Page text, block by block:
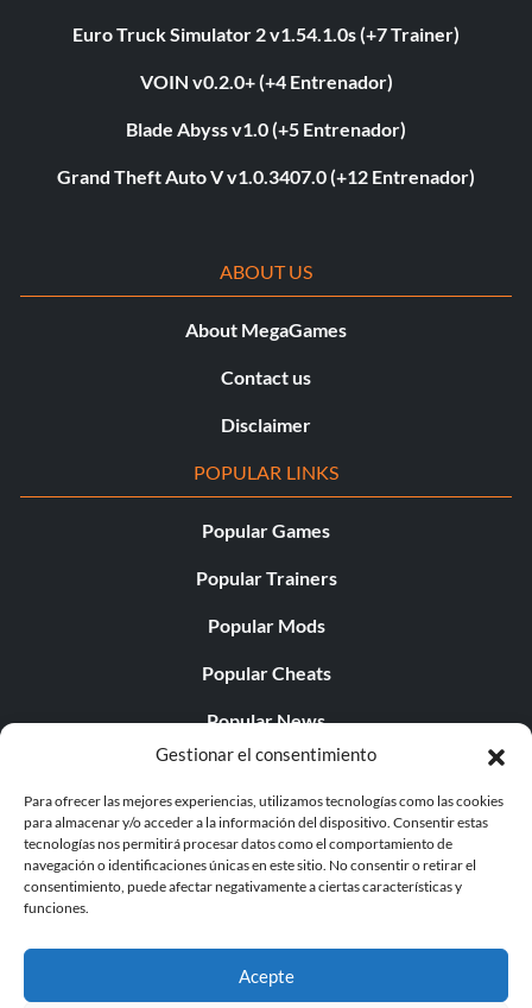
Gestionar el consentimiento
Para ofrecer las mejores experiencias, utilizamos tecnologías como las cookies
para almacenar y/o acceder a la información del dispositivo. Consentir estas
tecnologías nos permitirá procesar datos como el comportamiento de
navegación o identificaciones únicas en este sitio. No consentir o retirar el
consentimiento, puede afectar negativamente a ciertas características y
funciones.
Acepte
Euro Truck Simulator 2 v1.54.1.0s (+7 Trainer)
VOIN v0.2.0+ (+4 Entrenador)
Blade Abyss v1.0 (+5 Entrenador)
Grand Theft Auto V v1.0.3407.0 (+12 Entrenador)
ABOUT US
About MegaGames
Contact us
Disclaimer
POPULAR LINKS
Popular Games
Popular Trainers
Popular Mods
Popular Cheats
Popular News
Popular Editorials
Popular Free Games
LATEST UPDATES